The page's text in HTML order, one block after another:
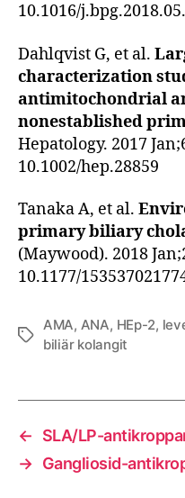
10.1016/
Dahlqvist G, et al.
characterization
antimitochondrial
nonestablished
Hepatology. 2017
10.1002/hep.28859
Tanaka A, et al.
primary biliary
(Maywood). 2018
10.1177/
Etiketter
AMA, ANA, HEp-2,
biliär kolangit
←
SLA/LP-
→ Gangliosid-